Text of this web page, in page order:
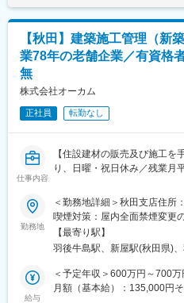
す。各部門が高い専門性を持
い事業展開をしています。
変更の範囲：本文参照
得。
未だ土木施工管理資格を取得
もあり、土木施工管理技士な
施工管理経験者が「もっと評
役職手当や資格手当も充実
に最適な環境です。
■働きやすさと安定性を両立
年間休日124日、完全週休2日
と、プライベートも充実。
月平均残業時間は10.8時間と
賞与は年2回・昨年度実績5.0
す。
管理リーダー職 賃金はあくま
て上下する可能性があります
です。
【秋田】建築施工管理（新
業78年の老舗企業／有資格
無
株式会社オーカム
正社員 転勤なし
仕事内容
【住設建材の販売及び施工
り、日曜・祝日休み／残業月
■ポジション概要：
一般住宅設備機器（キッチン
工管理業務をお任せします。
■具体的な業務内容：
・契約物件に対しての商品・
勤務地
＜勤務地詳細＞秋田支店住所
喫煙対策：屋内全面禁煙変更
【最寄り駅】
羽後牛島駅、新屋駅(秋田県)
給与
＜予定年収＞600万円～700
月額（基本給）：135,000円